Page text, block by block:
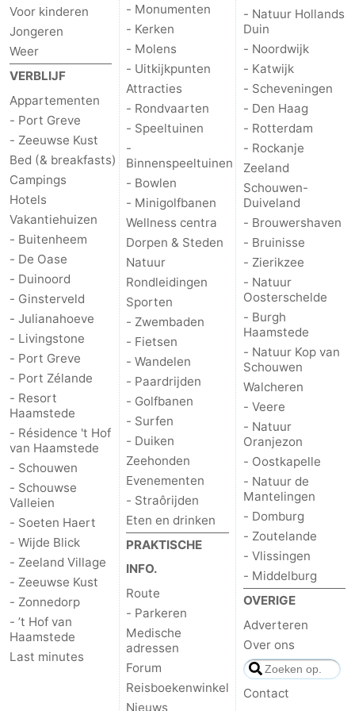
Schouwen-
Duiveland
-
Brouwershaven
-
Bruinisse
-
Zierikzee
-
Natuur
Oosterschelde
-
Burgh
Haamstede
-
Natuur
Kop
van
Schouwen
Walcheren
-
Veere
Natuur
Oranjezon
Oostkapelle
de
Mantelingen
Domburg
-
Zoutelande
Vlissingen
-
Middelburg
Weer
Contact
Voor kinderen
Jongeren
Weer
VERBLIJF
Appartementen
- Port Greve
- Zeeuwse Kust
Bed (& breakfasts)
Campings
Hotels
Vakantiehuizen
- Buitenheem
- De Oase
- Duinoord
- Ginsterveld
- Julianahoeve
- Livingstone
- Port Greve
- Port Zélande
- Resort
Haamstede
- Résidence 't Hof
van Haamstede
- Schouwen
- Schouwse
Valleien
- Soeten Haert
- Wijde Blick
- Zeeland Village
- Zeeuwse Kust
- Zonnedorp
- ’t Hof van
Haamstede
Last minutes
- Monumenten
- Kerken
- Molens
- Uitkijkpunten
Attracties
- Rondvaarten
- Speeltuinen
-
Binnenspeeltuinen
- Bowlen
- Minigolfbanen
Wellness centra
Dorpen & Steden
Natuur
Rondleidingen
Sporten
- Zwembaden
- Fietsen
- Wandelen
- Paardrijden
- Golfbanen
- Surfen
- Duiken
Zeehonden
Evenementen
- Straôrijden
Eten en drinken
PRAKTISCHE
INFO.
Route
- Parkeren
Medische
adressen
Forum
Reisboekenwinkel
Nieuws
- Natuur Hollands
Duin
- Noordwijk
- Katwijk
- Scheveningen
- Den Haag
- Rotterdam
- Rockanje
Zeeland
Schouwen-
Duiveland
- Brouwershaven
- Bruinisse
- Zierikzee
- Natuur
Oosterschelde
- Burgh
Haamstede
- Natuur Kop van
Schouwen
Walcheren
- Veere
- Natuur
Oranjezon
- Oostkapelle
- Natuur de
Mantelingen
- Domburg
- Zoutelande
- Vlissingen
- Middelburg
OVERIGE
Adverteren
Over ons
Contact